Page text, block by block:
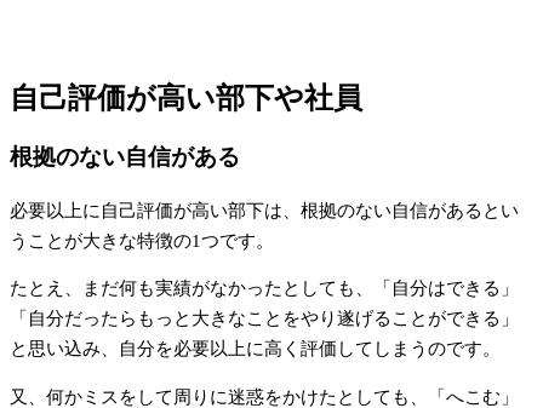
自己評価が高い部下や社員
根拠のない自信がある
必要以上に自己評価が高い部下は、根拠のない自信があるとい
うことが大きな特徴の1つです。
たとえ、まだ何も実績がなかったとしても、「自分はできる」
「自分だったらもっと大きなことをやり遂げることができる」
と思い込み、自分を必要以上に高く評価してしまうのです。
又、何かミスをして周りに迷惑をかけたとしても、「へこむ」